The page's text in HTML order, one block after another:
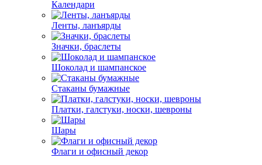
Календари
Ленты, ланъярды
Значки, браслеты
Шоколад и шампанское
Стаканы бумажные
Платки, галстуки, носки, шевроны
Шары
Флаги и офисный декор